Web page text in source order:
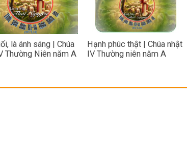
là ánh sáng | Chúa
Thường Niên năm A
Hạnh phúc thật | Chúa nhật
IV Thường niên năm A